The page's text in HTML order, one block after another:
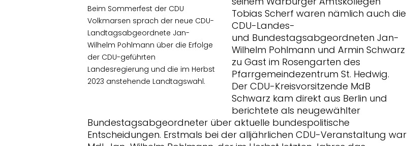
Beim Sommerfest der CDU
Volkmarsen sprach der neue CDU-
Landtagsabgeordnete Jan-
Wilhelm Pohlmann über die Erfolge
der CDU-geführten
Landesregierung und die im Herbst
2023 anstehende Landtagswahl.
Tobias Scherf waren nämlich auch die
CDU-Landes-
und Bundestagsabgeordneten Jan-
Wilhelm Pohlmann und Armin Schwarz
zu Gast im Rosengarten des
Pfarrgemeindezentrum St. Hedwig.
Der CDU-Kreisvorsitzende MdB
Schwarz kam direkt aus Berlin und
berichtete als neugewählter
Bundestagsabgeordneter über aktuelle bundespolitische
Entscheidungen. Erstmals bei der alljährlichen CDU-Veranstaltung war